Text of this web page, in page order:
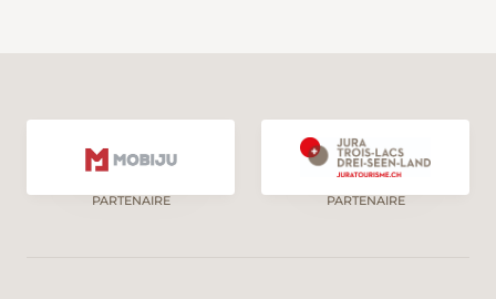
PARTENAIRE PARTENAIRE